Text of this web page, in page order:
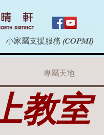
小家屬支援服務 (COPMI)
專屬天地
教室